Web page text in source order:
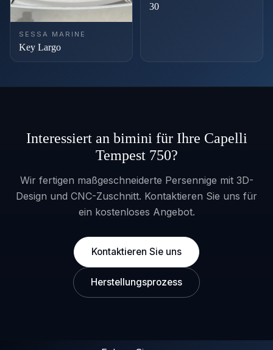
SESSA MARINE
Key Largo
30
Interessiert an bimini für Ihre Capelli
Tempest 750?
Wir fertigen maßgeschneiderte Persennige mit 3D-
Design und CNC-Zuschnitt. Kontaktieren Sie uns für
ein kostenloses Angebot.
Kontaktieren Sie uns
Herstellungsprozess